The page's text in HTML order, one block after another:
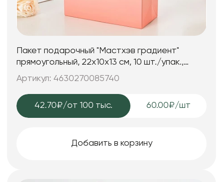
Пакет подарочный "Мастхэв градиент"
прямоугольный, 22х10х13 см, 10 шт./упак.,
пудровый
Артикул: 4630270085740
42.70₽/от 100 тыс. 60.00₽/шт
Добавить в корзину